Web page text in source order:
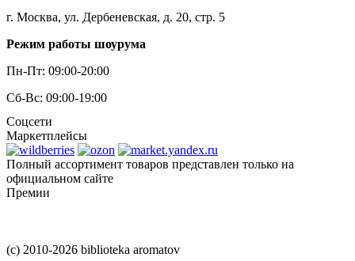
г. Москва, ул. Дербеневская, д. 20, стр. 5
Режим работы шоурума
Пн-Пт: 09:00-20:00
Сб-Вс: 09:00-19:00
Соцсети
Маркетплейсы
Полный ассортимент товаров представлен только на
официальном сайте
Премии
(c) 2010-2026 biblioteka aromatov